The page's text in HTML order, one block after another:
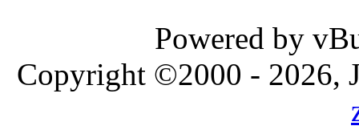
Powered by
Copyright ©2000 - 2026,